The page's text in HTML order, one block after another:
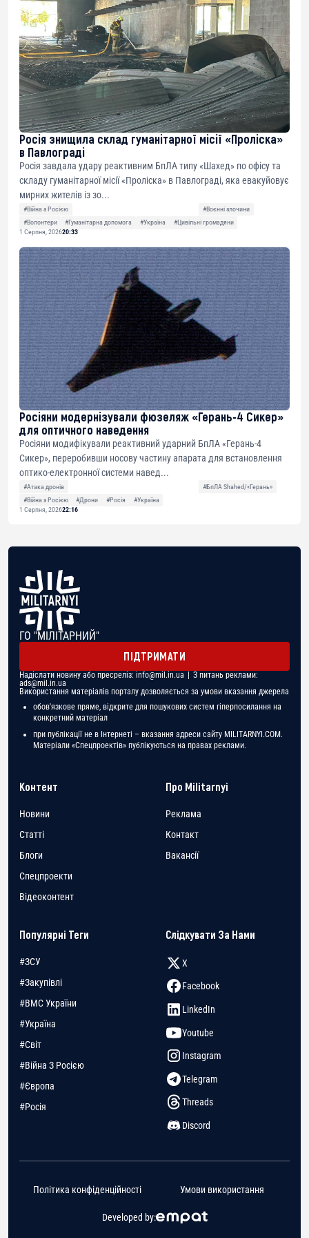
Росія знищила склад гуманітарної місії «Проліска»
в Павлограді
Росія завдала удару реактивним БпЛА типу «Шахед» по офісу та
складу гуманітарної місії «Проліска» в Павлограді, яка евакуйовує
мирних жителів із зо...
#Війна з Росією
#Воєнні злочини
#Волонтери
#Гуманітарна допомога #Україна
#Цивільні громадяни
1 Серпня, 202620:33
Росіяни модернізували фюзеляж «Герань-4 Сикер»
для оптичного наведення
Росіяни модифікували реактивний ударний БпЛА «Герань-4
Сикер», переробивши носову частину апарата для встановлення
оптико-електронної системи навед...
#Атака дронів
#БпЛА Shahed/«Герань»
#Війна з Росією
#Дрони #Росія
#Україна
1 Серпня, 202622:16
ГО "МІЛІТАРНИЙ"
ПІДТРИМАТИ
Надіслати новину або пресреліз: info@mil.in.ua | З питань реклами:
ads@mil.in.ua
Використання матеріалів порталу дозволяється за умови вказання джерела
обов'язкове пряме, відкрите для пошукових систем гіперпосилання на
конкретний матеріал
при публікації не в Інтернеті – вказання адреси сайту MILITARNYI.COM.
Матеріали «Спецпроектів» публікуються на правах реклами.
Контент
Новини
Статті
Блоги
Спецпроекти
Відеоконтент
Про Militarnyi
Реклама
Контакт
Вакансії
Популярні Теги
#ЗСУ
#Закупівлі
#ВМС України
#Україна
#Світ
#Війна З Росією
#Європа
#Росія
Слідкувати За Нами
X
Facebook
LinkedIn
Youtube
Instagram
Telegram
Threads
Discord
Developed by:
Політика конфіденційності Умови використання